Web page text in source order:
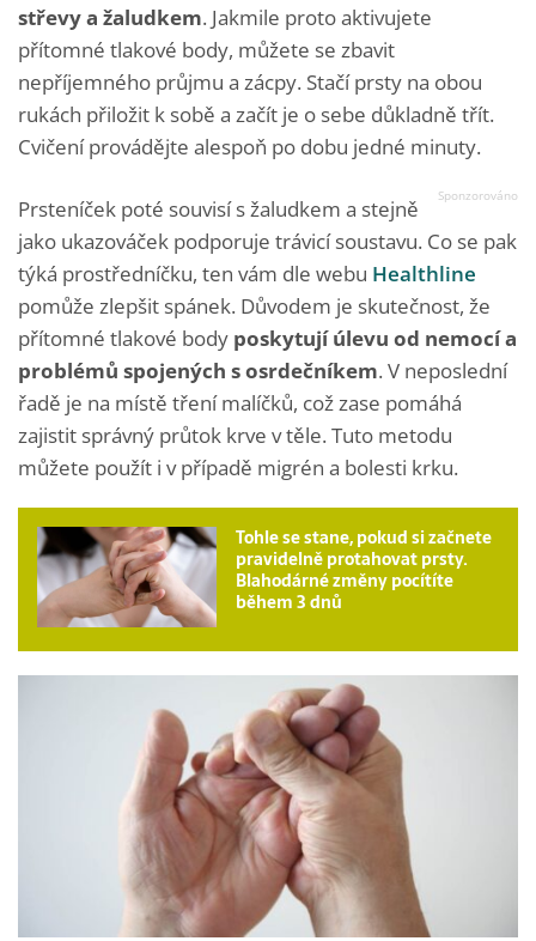
střevy a žaludkem. Jakmile proto aktivujete
přítomné tlakové body, můžete se zbavit
nepříjemného průjmu a zácpy. Stačí prsty na obou
rukách přiložit k sobě a začít je o sebe důkladně třít.
Cvičení provádějte alespoň po dobu jedné minuty.
Prsteníček poté souvisí s žaludkem a stejně
jako ukazováček podporuje trávicí soustavu. Co se pak
týká prostředníčku, ten vám dle webu Healthline
pomůže zlepšit spánek. Důvodem je skutečnost, že
přítomné tlakové body poskytují úlevu od nemocí a
problémů spojených s osrdečníkem. V neposlední
řadě je na místě tření malíčků, což zase pomáhá
zajistit správný průtok krve v těle. Tuto metodu
můžete použít i v případě migrén a bolesti krku.
Tohle se stane, pokud si začnete
pravidelně protahovat prsty.
Blahodárné změny pocítíte
během 3 dnů